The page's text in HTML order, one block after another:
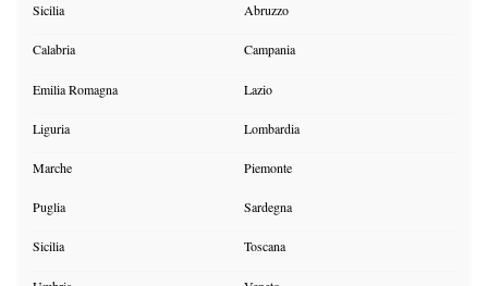
Sicilia Abruzzo
Calabria Campania
Emilia Romagna Lazio
Liguria Lombardia
Marche Piemonte
Puglia Sardegna
Sicilia Toscana